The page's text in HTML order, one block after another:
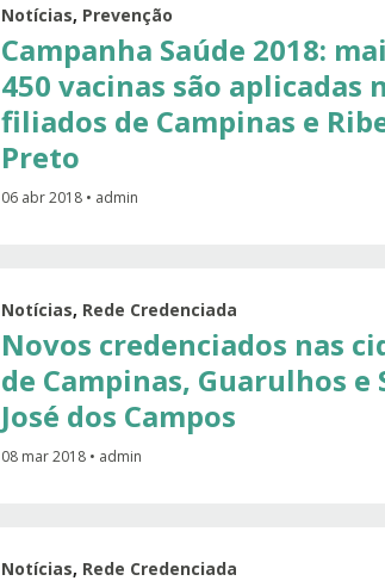
Notícias, Prevenção
Campanha Saúde 2018:
450 vacinas são aplicadas
filiados de Campinas e
Preto
06 abr 2018 • admin
Notícias, Rede Credenciada
Novos credenciados nas
de Campinas, Guarulhos e
José dos Campos
08 mar 2018 • admin
Notícias, Rede Credenciada